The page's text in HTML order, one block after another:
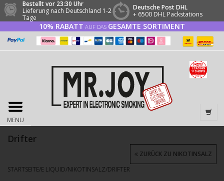
Bestellt vor 23:30 Uhr
Lieferung nach Deutschland 1-2
Tage
Deutsche Post DHL
+ 6500 DHL Packstations
10% RABATT AUF DAS GESAMTE SORTIMENT
MENU
Drifter
STARTSEITE/E LIQUID/NIKOTINSALZ/DRIFTER
ZURÜCK ZU NIKOTINSALZ